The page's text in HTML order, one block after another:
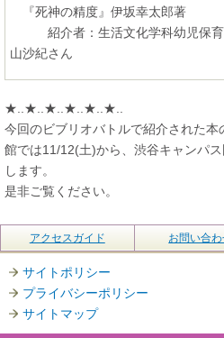
『死神の精度』伊坂幸太郎著
紹介者：生活文化学科幼児保
山沙紀さん
★..★..★..★..★..★..
今回のビブリオバトルで紹介された
館では11/12(土)から、渋谷キャンパ
します。
是非ご覧ください。
アクセスガイド お問い合わ
サイトポリシー
プライバシーポリシー
サイトマップ